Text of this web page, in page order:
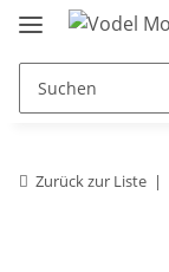
Zurück zur Liste